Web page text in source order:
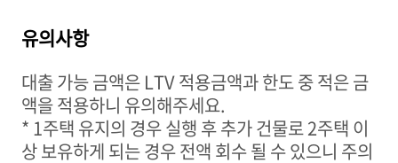
유의사항
대출 가능 금액은 LTV적용금액과 한도 중 적은 금
액을 적용하니 유의해주세요.
* 1주택 유지의 경우 실행 후 추가 건물로2주택 이
상 보유하게 되는 경우 전액 회수 될 수 있으니 주의